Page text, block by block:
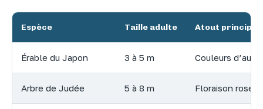
Espèce Taille adulte Atout principal
Érable du Japon 3 à 5 m Couleurs
Arbre de Judée 5 à 8 m Floraison rose